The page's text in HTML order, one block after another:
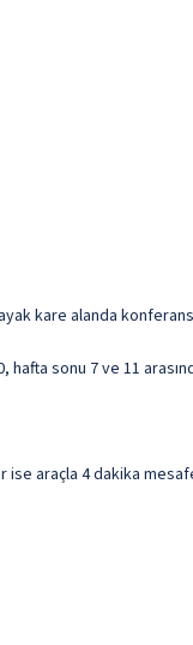
kare alanda
sonu 7 ve 11
araçla 4 dakika